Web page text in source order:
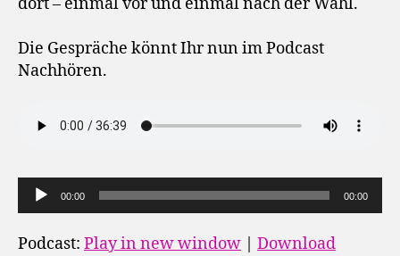
Die Gespräche könnt Ihr nun im Podcast
Nachhören.
u
d
00:00 00:00
Podcast: Play in new window Download